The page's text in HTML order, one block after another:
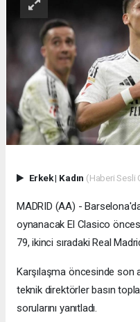
Erkek| Kadın (Haberi Sesli
MADRID (AA) -
oynanacak El Clasico
79, ikinci sıradaki Real
Karşılaşma öncesinde son
teknik direktörler basın
sorularını yanıtladı.